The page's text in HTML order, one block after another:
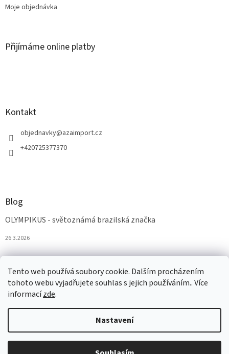
Tento web používá soubory cookie. Dalším procházením
tohoto webu vyjadřujete souhlas s jejich používáním.. Více
informacízde.
Nastavení
Moje objednávka
Přijímáme online platby
Kontakt
objednavky@azaimport.cz
+420725377370
Blog
OLYMPIKUS - světoznámá brazilská značka
26.3.2026
Vytvořil Shoptet